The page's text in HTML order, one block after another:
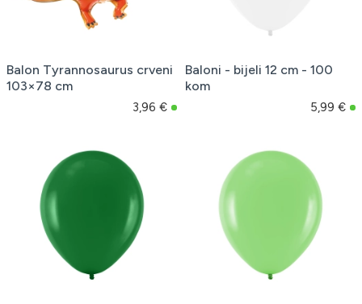
Balon Tyrannosaurus crveni
103×78 cm
3,96 €
Baloni - bijeli 12 cm - 100
kom
5,99 €